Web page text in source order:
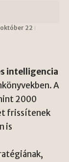
22
intelligencia
A
2000
frissítenek
is